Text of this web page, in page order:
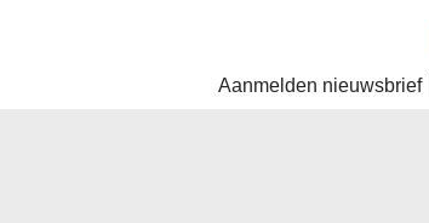
Aanmelden nieuwsbrief|